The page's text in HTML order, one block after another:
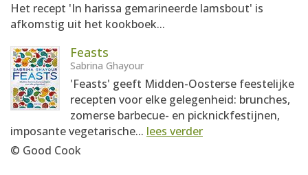
Het recept 'In harissa gemarineerde lamsbout' is
afkomstig uit het kookboek...
Feasts
Sabrina Ghayour
'Feasts' geeft Midden-Oosterse feestelijke
recepten voor elke gelegenheid: brunches,
zomerse barbecue- en picknickfestijnen,
imposante vegetarische... lees verder
© Good Cook